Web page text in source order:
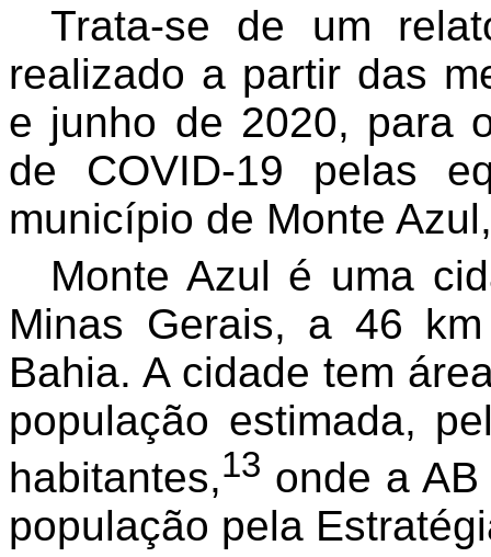
Trata-se de um
realizado a partir das
e junho de 2020, para
de COVID-19 pelas
município de Monte
Monte Azul é uma
Minas Gerais, a 46
Bahia. A cidade tem
população estimada,
habitantes,13 onde a
população pela